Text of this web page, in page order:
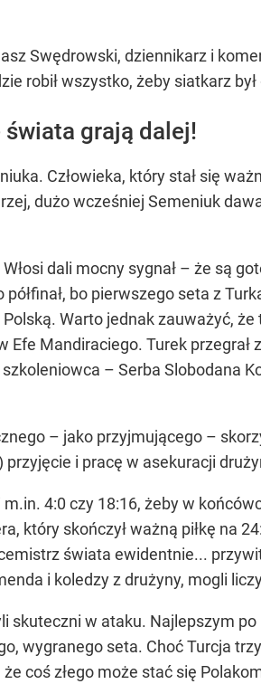
Swędrowski, dziennikarz i
robił wszystko, żeby siatkarz był
grają dalej!
Człowieka, który stał się
dużo wcześniej Semeniuk
dali mocny sygnał – że są
bo pierwszego seta z
Warto jednak zauważyć,
Mandiraciego. Turek przegrał
– Serba Slobodana
– jako przyjmującego –
i pracę w asekuracji
4:0 czy 18:16, żeby w
który skończył ważną piłkę na
świata ewidentnie...
i koledzy z drużyny, mogli
skuteczni w ataku. Najlepszym
wygranego seta. Choć Turcja
coś złego może stać się